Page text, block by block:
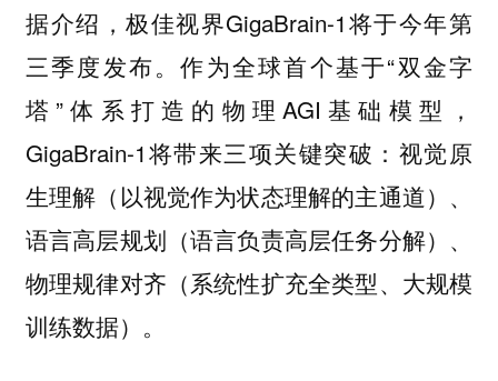
据介绍，极佳视界GigaBrain-1将于今年第
三季度发布。作为全球首个基于“双金字
塔”体系打造的物理AGI基础模型，
GigaBrain-1将带来三项关键突破：视觉原
生理解（以视觉作为状态理解的主通道）、
语言高层规划（语言负责高层任务分解）、
物理规律对齐（系统性扩充全类型、大规模
训练数据）。